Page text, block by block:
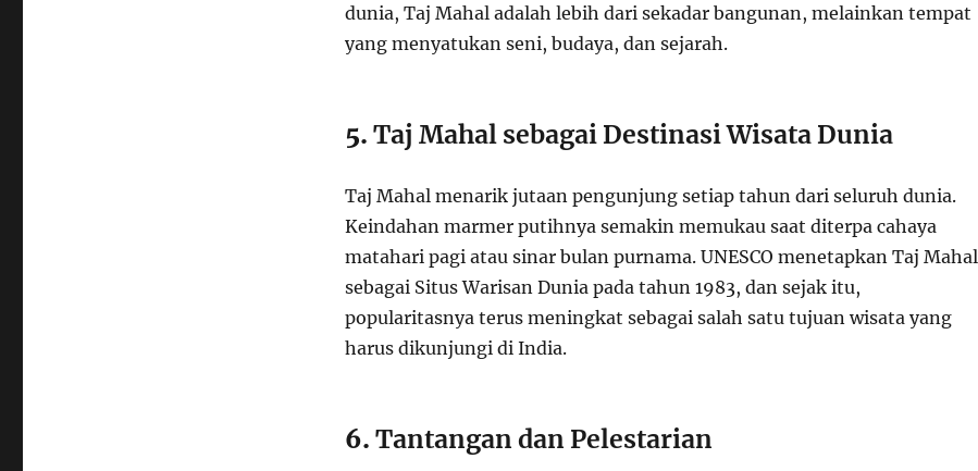
dunia, Taj Mahal adalah lebih dari sekadar bangunan, melainkan tempat
yang menyatukan seni, budaya, dan sejarah.
5. Taj Mahal sebagai Destinasi Wisata Dunia
Taj Mahal menarik jutaan pengunjung setiap tahun dari seluruh dunia.
Keindahan marmer putihnya semakin memukau saat diterpa cahaya
matahari pagi atau sinar bulan purnama. UNESCO menetapkan Taj Mahal
sebagai Situs Warisan Dunia pada tahun 1983, dan sejak itu,
popularitasnya terus meningkat sebagai salah satu tujuan wisata yang
harus dikunjungi di India.
6. Tantangan dan Pelestarian